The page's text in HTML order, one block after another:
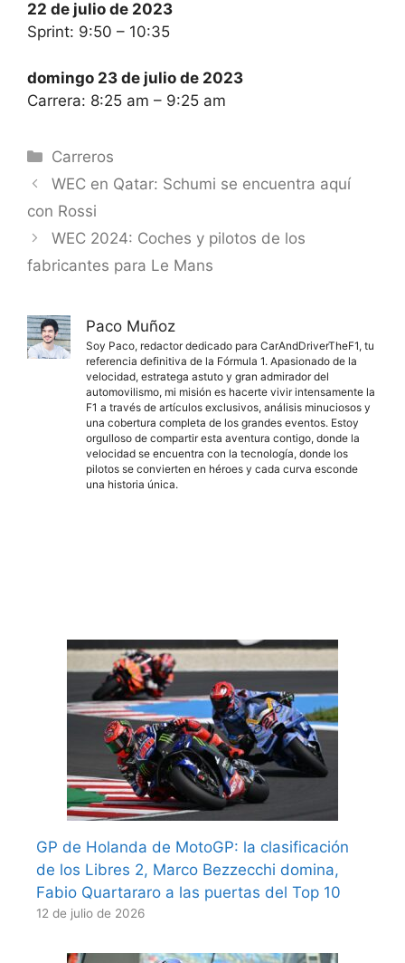
22 de julio de 2023
Sprint: 9:50 – 10:35
domingo 23 de julio de 2023
Carrera: 8:25 am – 9:25 am
Categorías
Carreros
WEC en Qatar: Schumi se encuentra aquí
con Rossi
WEC 2024: Coches y pilotos de los
fabricantes para Le Mans
Paco Muñoz
Soy Paco, redactor dedicado para CarAndDriverTheF1, tu
referencia definitiva de la Fórmula 1. Apasionado de la
velocidad, estratega astuto y gran admirador del
automovilismo, mi misión es hacerte vivir intensamente la
F1 a través de artículos exclusivos, análisis minuciosos y
una cobertura completa de los grandes eventos. Estoy
orgulloso de compartir esta aventura contigo, donde la
velocidad se encuentra con la tecnología, donde los
pilotos se convierten en héroes y cada curva esconde
una historia única.
GP de Holanda de MotoGP: la clasificación
de los Libres 2, Marco Bezzecchi domina,
Fabio Quartararo a las puertas del Top 10
12 de julio de 2026